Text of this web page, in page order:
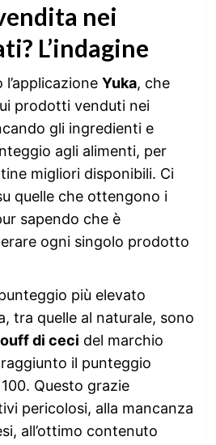
nei
L’indagine
Yuka, che
prodotti venduti nei
gli ingredienti e
agli alimenti, per
migliori disponibili. Ci
quelle che ottengono i
sapendo che è
ogni singolo prodotto
più elevato
tra quelle al naturale, sono
di ceci del marchio
il punteggio
Questo grazie
pericolosi, alla mancanza
all’ottimo contenuto